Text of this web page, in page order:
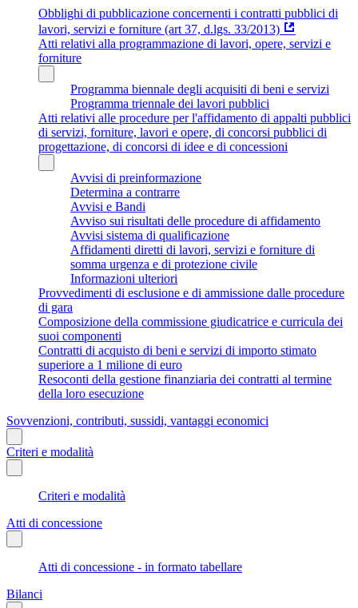
Obblighi di pubblicazione concernenti i contratti pubblici di
lavori, servizi e forniture (art 37, d.lgs. 33/2013)
Atti relativi alla programmazione di lavori, opere, servizi e
forniture
Programma biennale degli acquisiti di beni e servizi
Programma triennale dei lavori pubblici
Atti relativi alle procedure per l'affidamento di appalti pubblici
di servizi, forniture, lavori e opere, di concorsi pubblici di
progettazione, di concorsi di idee e di concessioni
Avvisi di preinformazione
Determina a contrarre
Avvisi e Bandi
Avviso sui risultati delle procedure di affidamento
Avvisi sistema di qualificazione
Affidamenti diretti di lavori, servizi e forniture di
somma urgenza e di protezione civile
Informazioni ulteriori
Provvedimenti di esclusione e di ammissione dalle procedure
di gara
Composizione della commissione giudicatrice e curricula dei
suoi componenti
Contratti di acquisto di beni e servizi di importo stimato
superiore a 1 milione di euro
Resoconti della gestione finanziaria dei contratti al termine
della loro esecuzione
Sovvenzioni, contributi, sussidi, vantaggi economici
Criteri e modalità
Criteri e modalità
Atti di concessione
Atti di concessione - in formato tabellare
Bilanci